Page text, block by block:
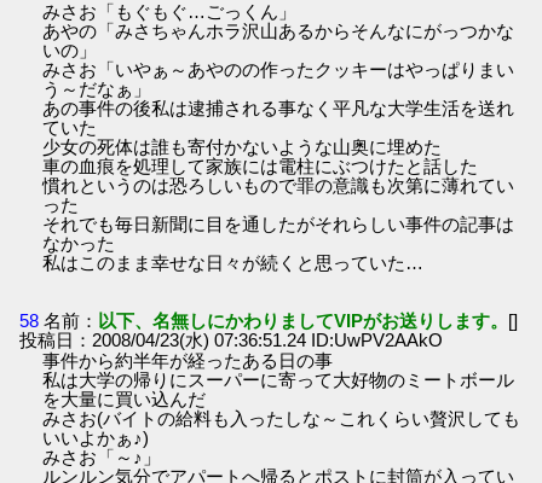
みさお「もぐもぐ…ごっくん」
あやの「みさちゃんホラ沢山あるからそんなにがっつかな
いの」
みさお「いやぁ～あやのの作ったクッキーはやっぱりまい
う～だなぁ」
あの事件の後私は逮捕される事なく平凡な大学生活を送れ
ていた
少女の死体は誰も寄付かないような山奥に埋めた
車の血痕を処理して家族には電柱にぶつけたと話した
慣れというのは恐ろしいもので罪の意識も次第に薄れてい
った
それでも毎日新聞に目を通したがそれらしい事件の記事は
なかった
私はこのまま幸せな日々が続くと思っていた…
58 名前： 以下、名無しにかわりましてVIPがお送りします。 []
投稿日：2008/04/23(水) 07:36:51.24 ID:UwPV2AAkO
事件から約半年が経ったある日の事
私は大学の帰りにスーパーに寄って大好物のミートボール
を大量に買い込んだ
みさお(バイトの給料も入ったしな～これくらい贅沢しても
いいよかぁ♪)
みさお「～♪」
ルンルン気分でアパートへ帰るとポストに封筒が入ってい